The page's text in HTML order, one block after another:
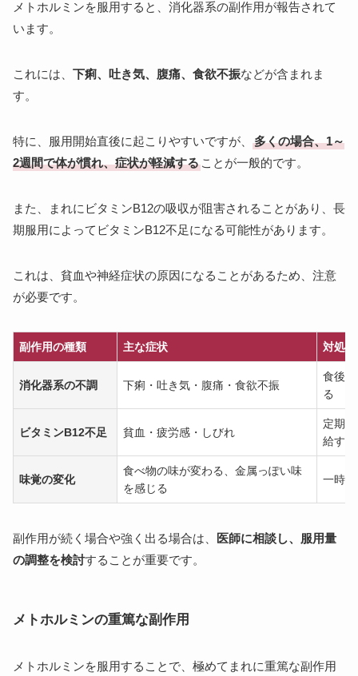
メトホルミンを服用すると、消化器系の副作用が報告されて
います。
これには、 下痢、吐き気、腹痛、食欲不振などが含まれま
す。
特に、服用開始直後に起こりやすいですが、
多くの場合、1～
2週間で体が慣れ、症状が軽減する ことが一般的です。
また、まれにビタミンB12の吸収が阻害されることがあり、長
期服用によってビタミンB12不足になる可能性があります。
これは、貧血や神経症状の原因になることがあるため、注意
が必要です。
副作用の種類 主な症状 対処法
消化器系の不調 下痢・吐き気・腹痛・食欲不振
食後
る
ビタミンB12不足 貧血・疲労感・しびれ
定期
給する
味覚の変化
食べ物の味が変わる、金属っぽい味
を感じる
一時
副作用が続く場合や強く出る場合は、
医師に相談し、服用量
の調整を検討することが重要です。
メトホルミンの重篤な副作用
メトホルミンを服用することで、極めてまれに重篤な副作用